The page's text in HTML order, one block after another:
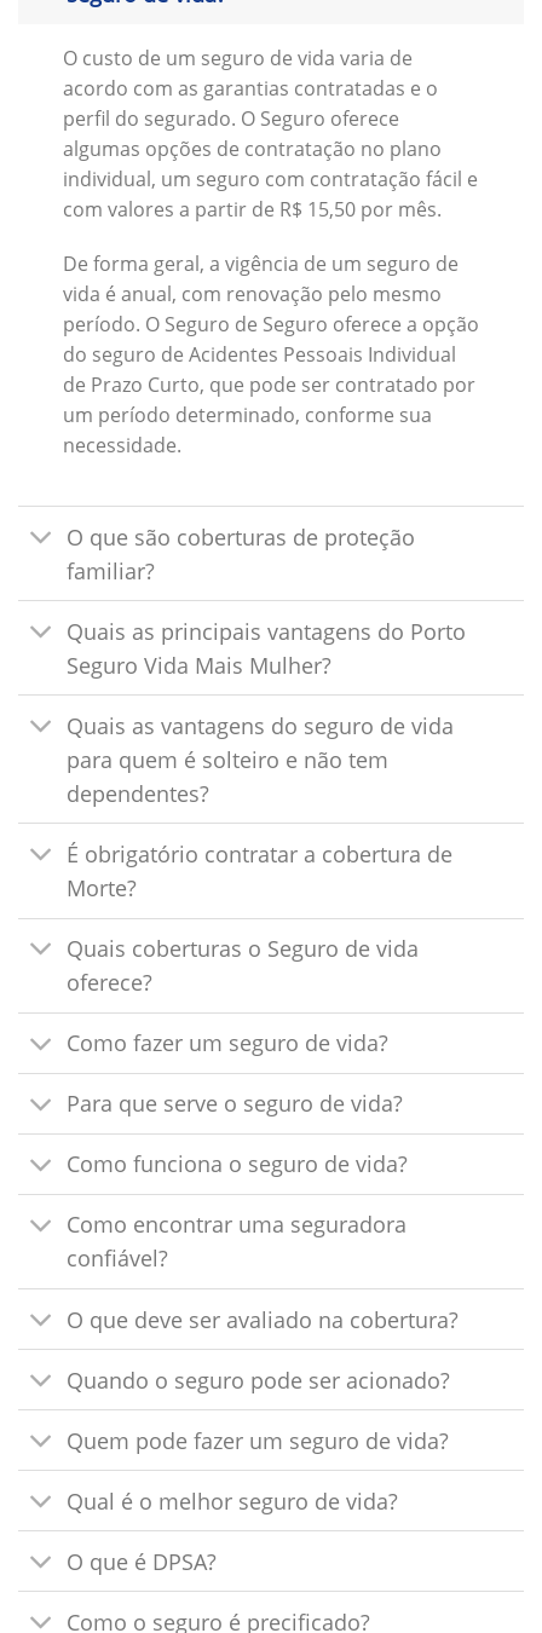
O custo de um seguro de vida varia de
acordo com as garantias contratadas e o
perfil do segurado. O Seguro oferece
algumas opções de contratação no plano
individual, um seguro com contratação fácil e
com valores a partir de R$ 15,50 por mês.
De forma geral, a vigência de um seguro de
vida é anual, com renovação pelo mesmo
período. O Seguro de Seguro oferece a opção
do seguro de Acidentes Pessoais Individual
de Prazo Curto, que pode ser contratado por
um período determinado, conforme sua
necessidade.
O que são coberturas de proteção
familiar?
Quais as principais vantagens do Porto
Seguro Vida Mais Mulher?
Quais as vantagens do seguro de vida
para quem é solteiro e não tem
dependentes?
É obrigatório contratar a cobertura de
Morte?
Quais coberturas o Seguro de vida
oferece?
Como fazer um seguro de vida?
Para que serve o seguro de vida?
Como funciona o seguro de vida?
Como encontrar uma seguradora
confiável?
O que deve ser avaliado na cobertura?
Quando o seguro pode ser acionado?
Quem pode fazer um seguro de vida?
Qual é o melhor seguro de vida?
O que é DPSA?
Como o seguro é precificado?